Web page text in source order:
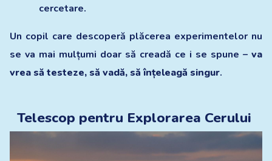
cercetare.
Un copil care descoperă plăcerea experimentelor nu
se va mai mulțumi doar să creadă ce i se spune – va
vrea să testeze, să vadă, să înțeleagă singur.
Telescop pentru Explorarea Cerului